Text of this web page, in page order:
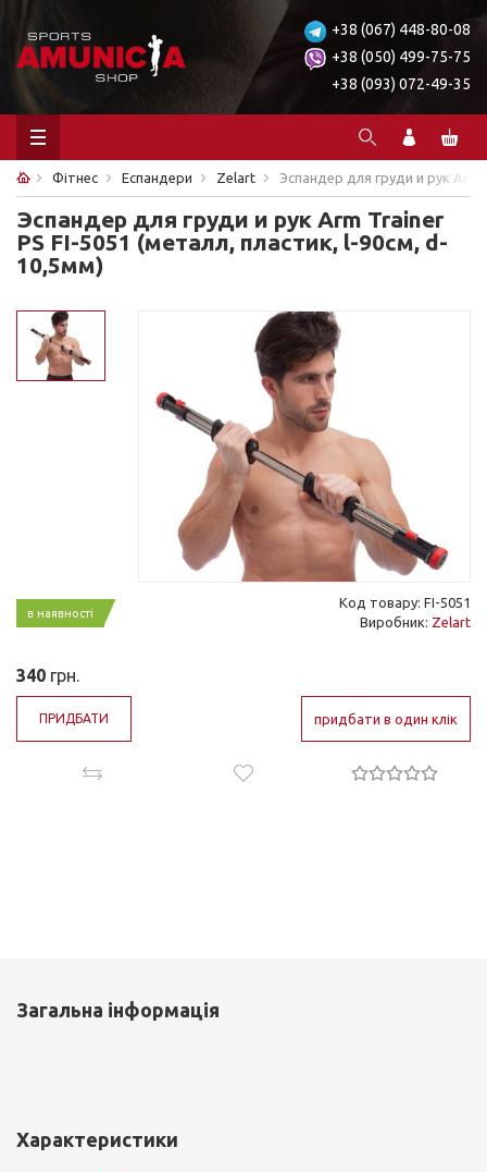
+38 (067) 448-80-08
+38 (050) 499-75-75
+38 (093) 072-49-35
Фітнес Еспандери Zelart Эспандер для груди и рук Arm
Эспандер для груди и рук Arm Trainer
PS FI-5051 (металл, пластик, l-90см, d-
10,5мм)
в наявності
Код товару: FI-5051
Виробник: Zelart
340 грн.
ПРИДБАТИ придбати в один клік
Загальна інформація
Характеристики